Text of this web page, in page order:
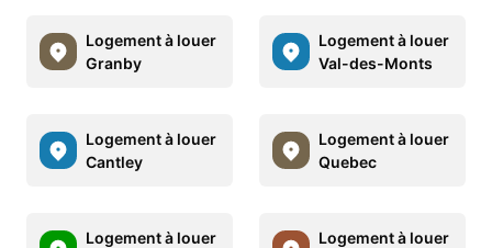
Logement à louer
Granby
Logement à louer
Val-des-Monts
Logement à louer
Cantley
Logement à louer
Quebec
Logement à louer
Logement à louer